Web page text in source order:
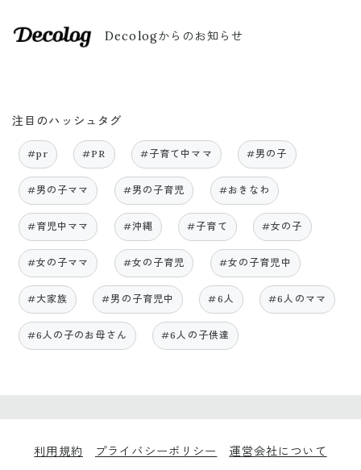
Decologからのお知らせ
注目のハッシュタグ
#pr #PR #子育て中ママ #男の子
#男の子ママ #男の子育児 #おきなわ
#育児中ママ #沖縄 #子育て #女の子
#女の子ママ #女の子育児 #女の子育児中
#大家族 #男の子育児中 #6人 #6人のママ
#6人の子のお母さん #6人の子供達
利用規約 プライバシーポリシー 運営会社について